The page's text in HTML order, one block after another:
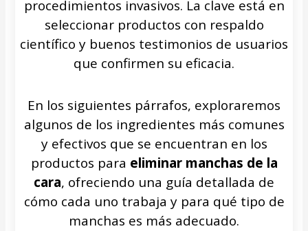
procedimientos invasivos. La clave está en
seleccionar productos con respaldo
científico y buenos testimonios de usuarios
que confirmen su eficacia.
En los siguientes párrafos, exploraremos
algunos de los ingredientes más comunes
y efectivos que se encuentran en los
productos para eliminar manchas de la
cara, ofreciendo una guía detallada de
cómo cada uno trabaja y para qué tipo de
manchas es más adecuado.